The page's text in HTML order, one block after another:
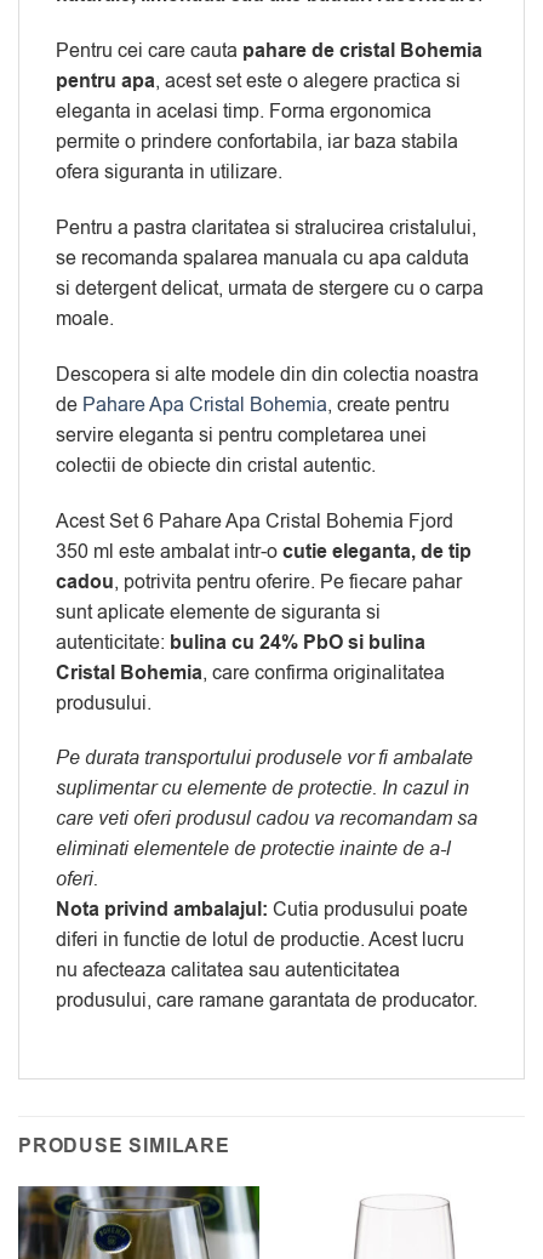
Pentru cei care cauta pahare de cristal Bohemia
pentru apa, acest set este o alegere practica si
eleganta in acelasi timp. Forma ergonomica
permite o prindere confortabila, iar baza stabila
ofera siguranta in utilizare.
Pentru a pastra claritatea si stralucirea cristalului,
se recomanda spalarea manuala cu apa calduta
si detergent delicat, urmata de stergere cu o carpa
moale.
Descopera si alte modele din din colectia noastra
de Pahare Apa Cristal Bohemia, create pentru
servire eleganta si pentru completarea unei
colectii de obiecte din cristal autentic.
Acest Set 6 Pahare Apa Cristal Bohemia Fjord
350 ml este ambalat intr-ocutie eleganta, de tip
cadou, potrivita pentru oferire. Pe fiecare pahar
sunt aplicate elemente de siguranta si
autenticitate: bulina cu 24% PbO si bulina
Cristal Bohemia, care confirma originalitatea
produsului.
Pe durata transportului produsele vor fi ambalate
suplimentar cu elemente de protectie. In cazul in
care veti oferi produsul cadou va recomandam sa
eliminati elementele de protectie inainte de a-l
oferi.
Nota privind ambalajul: Cutia produsului poate
diferi in functie de lotul de productie. Acest lucru
nu afecteaza calitatea sau autenticitatea
produsului, care ramane garantata de producator.
PRODUSE SIMILARE